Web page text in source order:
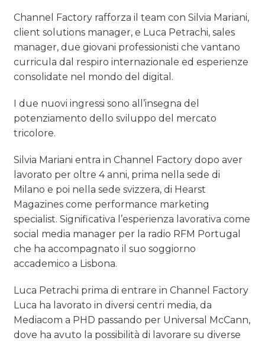
Channel Factory rafforza il team con Silvia Mariani,
client solutions manager, e Luca Petrachi, sales
manager, due giovani professionisti che vantano
curricula dal respiro internazionale ed esperienze
consolidate nel mondo del digital.
I due nuovi ingressi sono all’insegna del
potenziamento dello sviluppo del mercato
tricolore.
Silvia Mariani entra in Channel Factory dopo aver
lavorato per oltre 4 anni, prima nella sede di
Milano e poi nella sede svizzera, di Hearst
Magazines come performance marketing
specialist. Significativa l’esperienza lavorativa come
social media manager per la radio RFM Portugal
che ha accompagnato il suo soggiorno
accademico a Lisbona.
Luca Petrachi prima di entrare in Channel Factory
Luca ha lavorato in diversi centri media, da
Mediacom a PHD passando per Universal McCann,
dove ha avuto la possibilità di lavorare su diverse